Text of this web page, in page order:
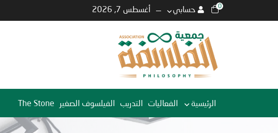
0 حسابي أغسطس 7, 2026
الرئيسية الفعاليات التدريب الفيلسوف الصغير The Stone